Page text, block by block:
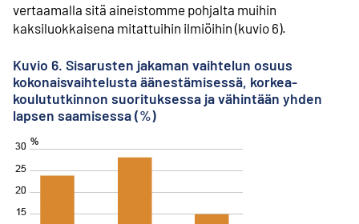
vertaamalla sitä aineistomme pohjalta muihin
kaksiluokkaisena mitattuihin ilmiöihin (kuvio 6).
Kuvio 6. Sisarusten jakaman vaihtelun osuus
kokonaisvaihtelusta äänestämisessä, korkea­
koulututkinnon suorituksessa ja vähintään yhden
lapsen saamisessa (%)